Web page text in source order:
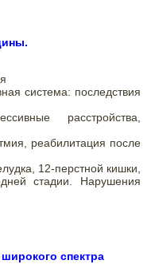
система: последствия
расстройства,
реабилитация после
12-перстной кишки,
стадии. Нарушения
спектра